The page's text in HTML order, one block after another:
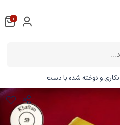
و دوخته شده با دست
0